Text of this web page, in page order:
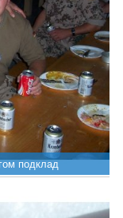
подклад